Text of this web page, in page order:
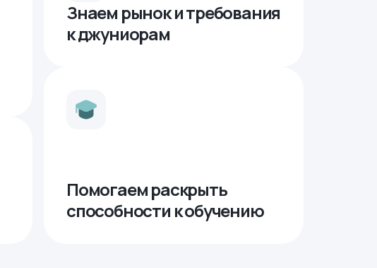
Знаем рынок и требования
к джуниорам
Помогаем раскрыть
способности к обучению